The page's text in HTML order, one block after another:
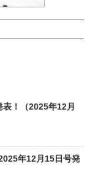
！（2025年12月
年12月15日号発